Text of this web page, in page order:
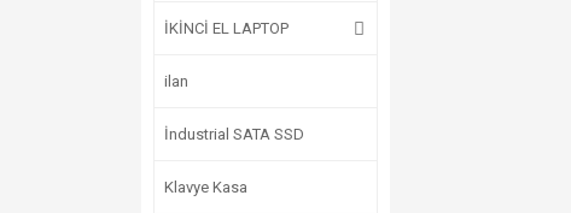
İKİNCİ EL LAPTOP
ilan
İndustrial SATA SSD
Klavye Kasa